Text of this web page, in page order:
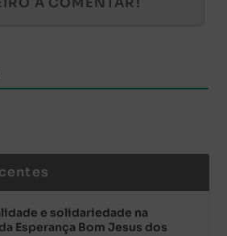
e solidariedade na
Esperança Bom Jesus dos